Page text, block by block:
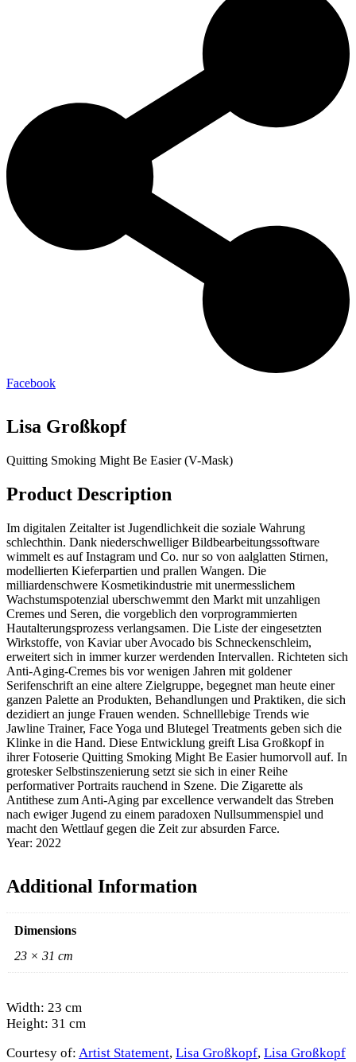
Facebook
Lisa Großkopf
Quitting Smoking Might Be Easier (V-Mask)
Product Description
Im digitalen Zeitalter ist Jugendlichkeit die soziale Wahrung
schlechthin. Dank niederschwelliger Bildbearbeitungssoftware
wimmelt es auf Instagram und Co. nur so von aalglatten Stirnen,
modellierten Kieferpartien und prallen Wangen. Die
milliardenschwere Kosmetikindustrie mit unermesslichem
Wachstumspotenzial uberschwemmt den Markt mit unzahligen
Cremes und Seren, die vorgeblich den vorprogrammierten
Hautalterungsprozess verlangsamen. Die Liste der eingesetzten
Wirkstoffe, von Kaviar uber Avocado bis Schneckenschleim,
erweitert sich in immer kurzer werdenden Intervallen. Richteten sich
Anti-Aging-Cremes bis vor wenigen Jahren mit goldener
Serifenschrift an eine altere Zielgruppe, begegnet man heute einer
ganzen Palette an Produkten, Behandlungen und Praktiken, die sich
dezidiert an junge Frauen wenden. Schnelllebige Trends wie
Jawline Trainer, Face Yoga und Blutegel Treatments geben sich die
Klinke in die Hand. Diese Entwicklung greift Lisa Großkopf in
ihrer Fotoserie Quitting Smoking Might Be Easier humorvoll auf. In
grotesker Selbstinszenierung setzt sie sich in einer Reihe
performativer Portraits rauchend in Szene. Die Zigarette als
Antithese zum Anti-Aging par excellence verwandelt das Streben
nach ewiger Jugend zu einem paradoxen Nullsummenspiel und
macht den Wettlauf gegen die Zeit zur absurden Farce.
Year: 2022
Additional Information
Dimensions
23 × 31 cm
Width: 23 cm
Height: 31 cm
Courtesy of: Artist Statement, Lisa Großkopf, Lisa Großkopf